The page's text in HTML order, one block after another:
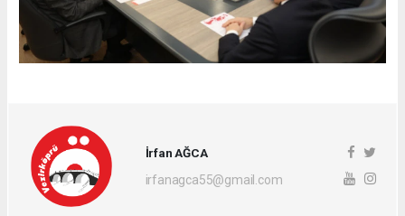
İrfan AĞCA
irfanagca55@gmail.com